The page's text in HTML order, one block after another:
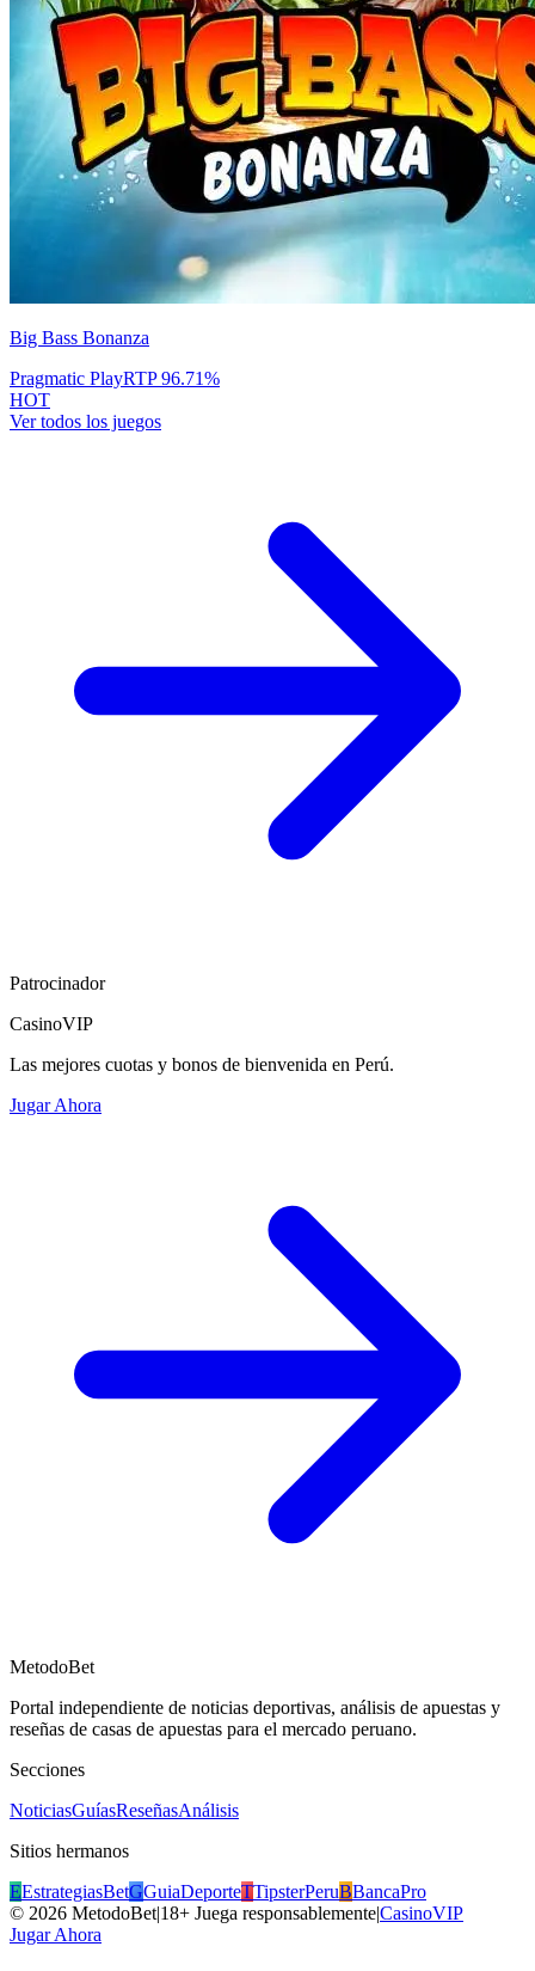
Big Bass Bonanza
Pragmatic PlayRTP96.71%
HOT
Ver todos los juegos
Patrocinador
CasinoVIP
Las mejores cuotas y bonos de bienvenida en Perú.
Jugar Ahora
MetodoBet
Portal independiente de noticias deportivas, análisis de apuestas y
reseñas de casas de apuestas para el mercado peruano.
Secciones
NoticiasGuíasReseñasAnálisis
Sitios hermanos
EEstrategiasBetGGuiaDeporteTTipsterPeruBBancaPro
© 2026 MetodoBet|18+ Juega responsablemente|CasinoVIP
Jugar Ahora